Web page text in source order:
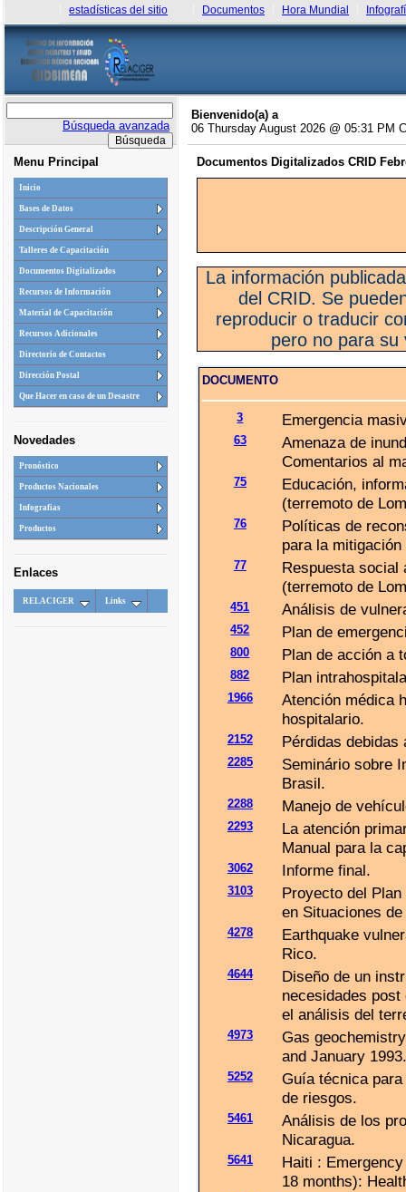
estadísticas del sitio Documentos Hora Mundial
Búsqueda avanzada
Menu Principal
Inicio
Bases de Datos
Descripción General
Talleres de Capacitación
Documentos Digitalizados
Recursos de Información
Material de Capacitación
Recursos Adicionales
Directorio de Contactos
Dirección Postal
Que Hacer en caso de un Desastre
Novedades
Pronóstico
Productos Nacionales
Infografias
Productos
Enlaces
RELACIGER Links
Bienvenido(a) a
06 Thursday August 2026 @ 05:31 PM
Documentos Digitalizados CRID
La información
del CRID. Se
reproducir o traducir
pero no para su
DOCUMENTO
3 Emergencia
63
Amenaza de
Comentarios al
75
Educación,
(terremoto de
76
Políticas de
para la
77
Respuesta social
(terremoto de
451 Análisis de
452 Plan de
800 Plan de acción a
882 Plan
1966
Atención médica
hospitalario.
2152 Pérdidas debidas
2285
Seminário sobre
Brasil.
2288 Manejo de
2293
La atención
Manual para la
3062 Informe final.
3103
Proyecto del
en Situaciones
4278
Earthquake
Rico.
4644
Diseño de un
necesidades
el análisis del
4973
Gas
and January 1993.
5252
Guía técnica
de riesgos.
5461
Análisis de los
Nicaragua.
5641
Haiti :
18 months):